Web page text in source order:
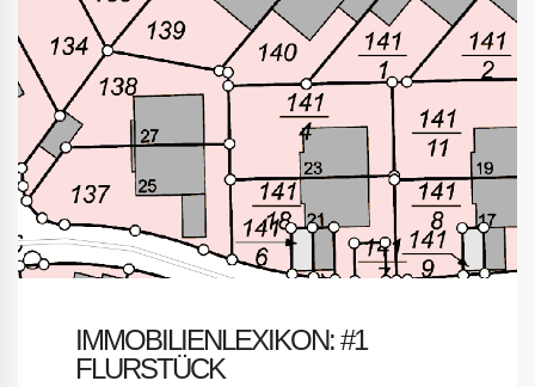
IMMOBILIENLEXIKON: #1
FLURSTÜCK